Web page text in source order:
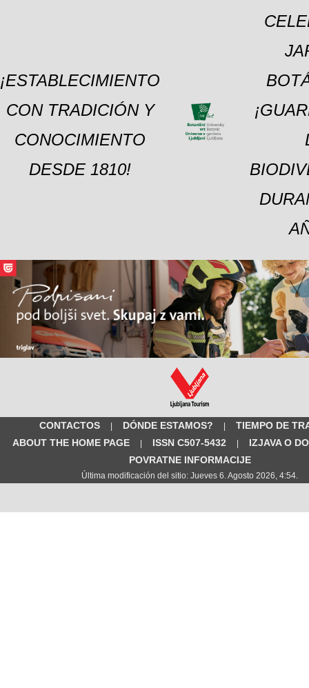
¡ESTABLECIMIENTO
CON TRADICIÓN Y
CONOCIMIENTO
DESDE 1810!
CONTACTOS | DÓNDE ESTAMOS? |
TIEMPO DE
ABOUT THE HOME PAGE
| ISSN C507-5432 |
IZJAVA O
POVRATNE INFORMACIJE
Última modificación del sitio: Jueves 6. Agosto 2026, 4:54.